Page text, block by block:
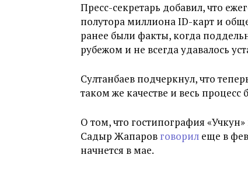
Пресс-секретарь добавил, что
полутора миллиона ID-карт и
ранее были факты, когда
рубежом и не всегда удавалось
Султанбаев подчеркнул, что
таком же качестве и весь процесс
О том, что гостипография
Садыр Жапаров говорил еще в
начнется в мае.